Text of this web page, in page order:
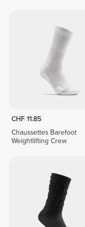
CHF 11.85
Chaussettes Barefoot
Weightlifting Crew